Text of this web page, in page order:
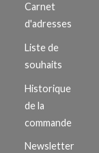
Carnet
d'adresses
Liste de
souhaits
Historique
de la
commande
Newsletter